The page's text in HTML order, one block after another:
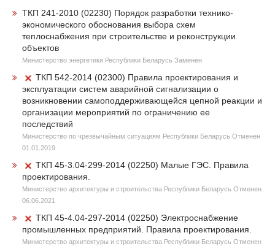
ТКП 241-2010 (02230) Порядок разработки технико-
экономического обоснования выбора схем
теплоснабжения при строительстве и реконструкции
объектов
Министерство энергетики Республики Беларусь Заменен
ТКП 542-2014 (02300) Правила проектирования и
эксплуатации систем аварийной сигнализации о
возникновении самоподдерживающейся цепной реакции и
организации мероприятий по ограничению ее
последствий
Министерство по чрезвычайным ситуациям Республики Беларусь Отменен
01.01.2019
ТКП 45-3.04-299-2014 (02250) Малые ГЭС. Правила
проектирования.
Министерство архитектуры и строительства Республики Беларусь Отменен
06.06.2021
ТКП 45-4.04-297-2014 (02250) Электроснабжение
промышленных предприятий. Правила проектирования.
Министерство архитектуры и строительства Республики Беларусь Отменен